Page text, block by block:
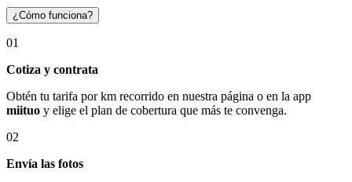
¿Cómo funciona?
01
Cotiza y contrata
Obtén tu tarifa por km recorrido en nuestra página o en la app
miituo y elige el plan de cobertura que más te convenga.
02
Envía las fotos